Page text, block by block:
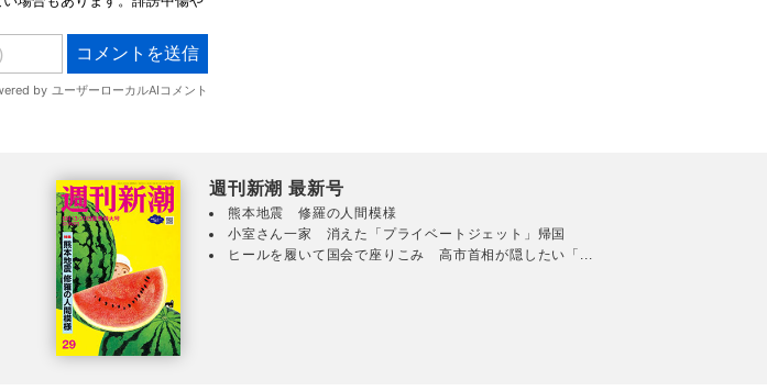
週刊新潮 最新号
熊本地震 修羅の人間模様
小室さん一家 消えた「プライベートジェット」帰国
ヒールを履いて国会で座りこみ 高市首相が隠したい「...